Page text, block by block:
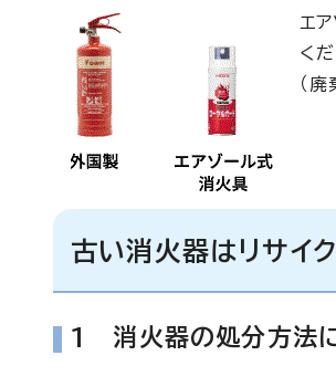
エ
くだ
（
古い消火器はリサイク
1 消火器の処分方法